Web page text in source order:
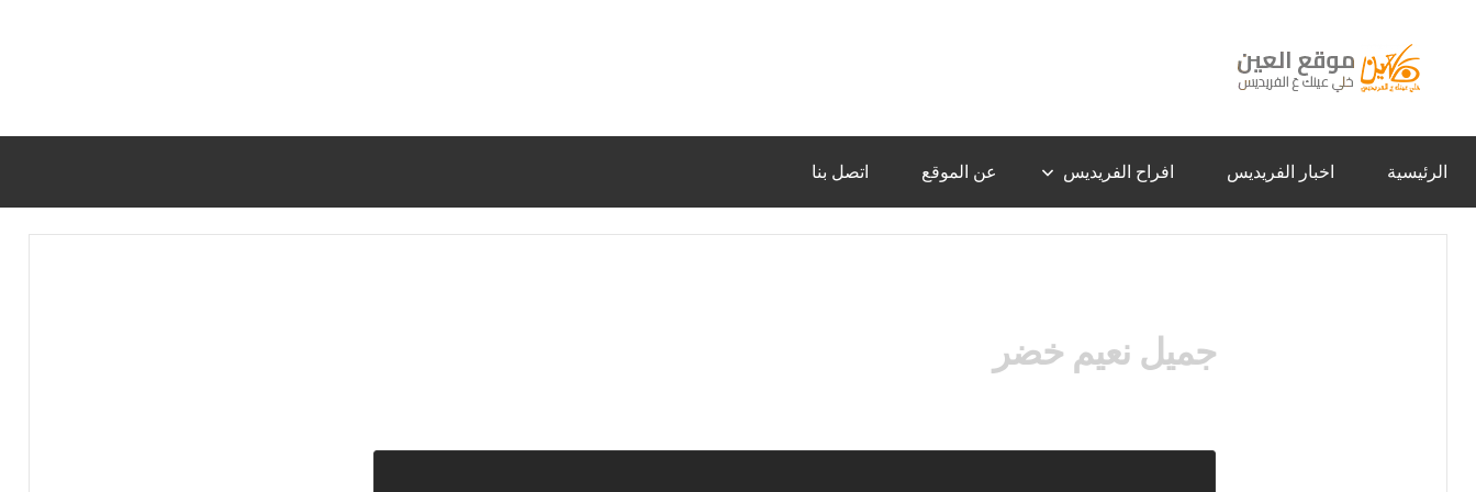
المحتوى
العين
–
عَ
الفريديس
الرئيسية اخبار الفريديس افراح الفريديس عن الموقع اتصل بنا
جميل نعيم خضر